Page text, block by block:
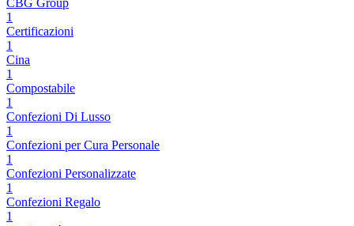
1
Certificazioni
1
Cina
1
Compostabile
1
Confezioni Di Lusso
1
Confezioni per Cura Personale
1
Confezioni Personalizzate
1
Confezioni Regalo
1